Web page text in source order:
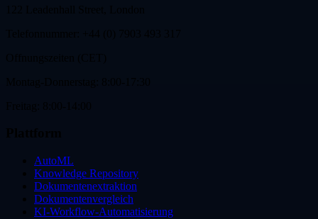
AutoML
Knowledge Repository
Dokumentenextraktion
Dokumentenvergleich
KI-Workflow-Automatisierung